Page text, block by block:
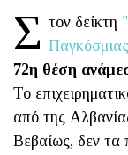
Σ τον δείκτη
72η θέση
Το
από της
Βεβαίως, δεν τα